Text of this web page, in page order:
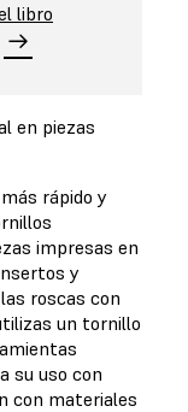
libro
en piezas
rápido y
impresas en
y
roscas con
un tornillo
su uso con
con materiales